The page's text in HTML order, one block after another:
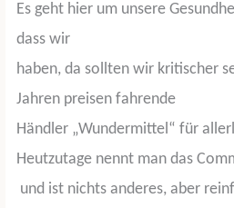
Es geht hier um unsere
dass wir
haben, da sollten wir kritischer
Jahren preisen fahrende
Händler „Wundermittel“ für
Heutzutage nennt man das
und ist nichts anderes, aber